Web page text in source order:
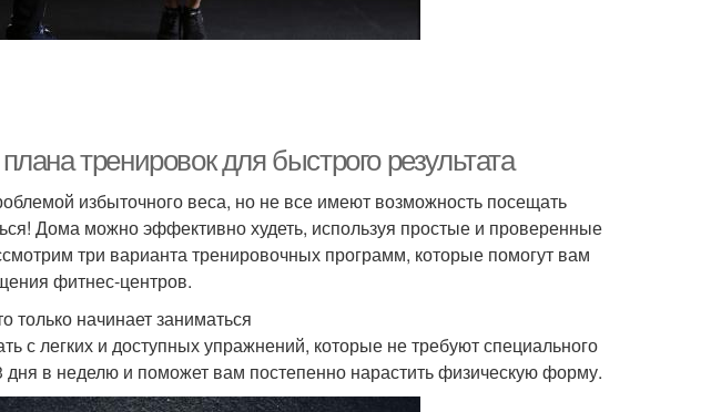
тренировок для быстрого результата
избыточного веса, но не все имеют возможность посещать
Дома можно эффективно худеть, используя простые и проверенные
три варианта тренировочных программ, которые помогут вам
фитнес-центров.
только начинает заниматься
с легких и доступных упражнений, которые не требуют специального
дня в неделю и поможет вам постепенно нарастить физическую форму.